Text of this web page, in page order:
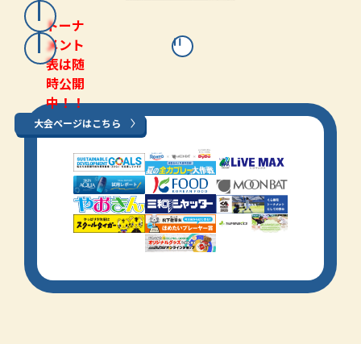
トーナ
メント
表は随
時公開
中！！
大会ページはこちら